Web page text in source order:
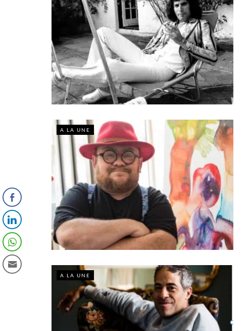
A LA UNE
A LA UNE